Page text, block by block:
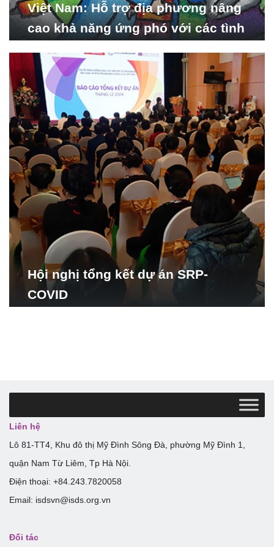
Việt Nam: Hỗ trợ địa phương nâng
cao khả năng ứng phó với các tình
Hội nghị tổng kết dự án SRP-
COVID
Liên hệ
Lô 81-TT4, Khu đô thị Mỹ Đình Sông Đà, phường Mỹ Đình 1,
quận Nam Từ Liêm, Tp Hà Nội.
Điện thoại: +84.243.7820058
Email: isdsvn@isds.org.vn
Đối tác